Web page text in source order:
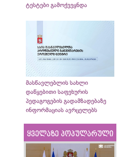
ტესტები გამოქვეყნდა
მასწავლებლის სახლი
დაწყებითი საფეხურის
პედაგოგების გადამზადებაზე
ინფორმაციას ავრცელებს
ყველაზე პოპულარული